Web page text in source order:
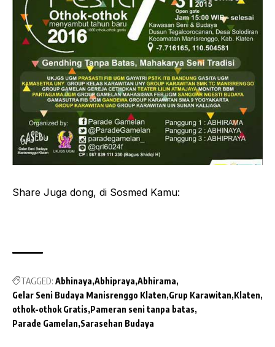
Share Juga dong, di Sosmed Kamu:
TAGGED: Abhinaya Abhipraya Abhirama
Gelar Seni Budaya Manisrenggo Klaten Grup Karawitan Klaten
othok-othok Gratis Pameran seni tanpa batas
Parade Gamelan Sarasehan Budaya